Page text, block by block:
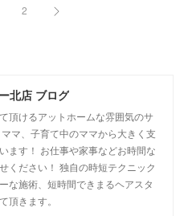
2
北店 ブログ
頂けるアットホームな雰囲気のサ
マ、子育て中のママから大きく支
ます！ お仕事や家事などお時間な
ください！ 独自の時短テクニック
な施術、短時間できまるヘアスタ
頂きます。